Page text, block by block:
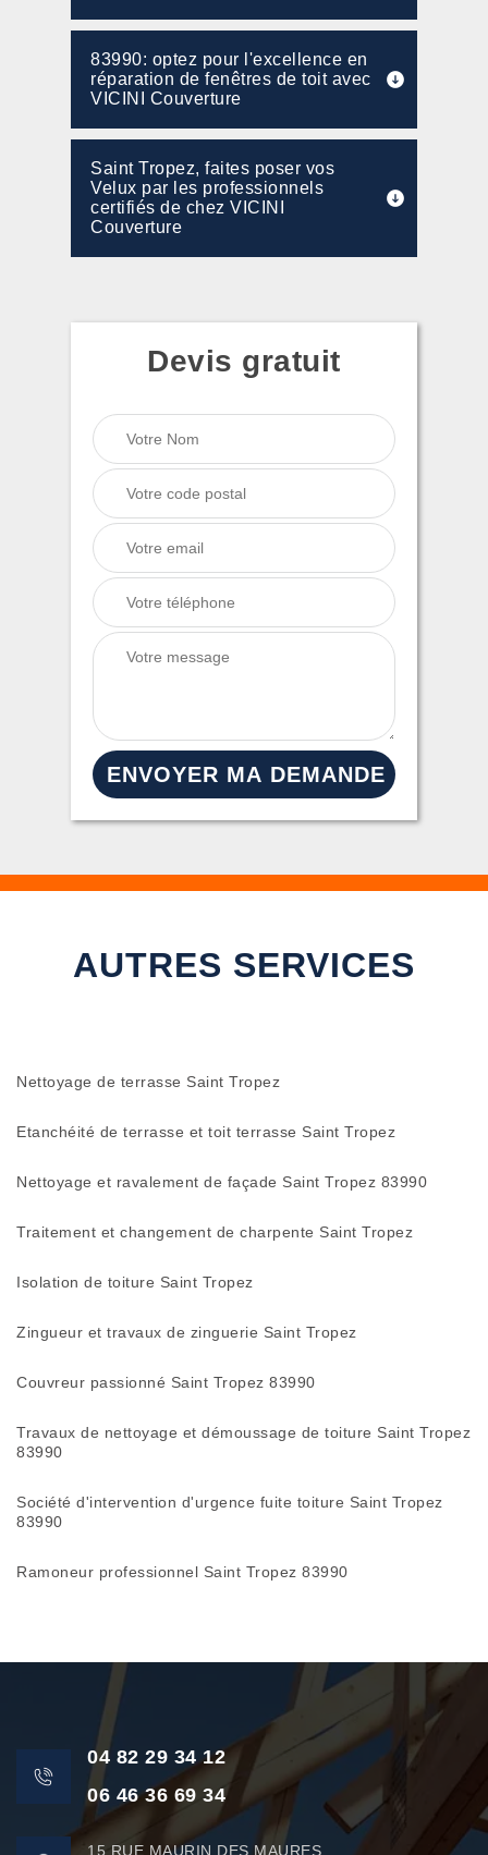
83990: optez pour l'excellence en
réparation de fenêtres de toit avec
VICINI Couverture
Saint Tropez, faites poser vos
Velux par les professionnels
certifiés de chez VICINI
Couverture
Devis gratuit
AUTRES SERVICES
Nettoyage de terrasse Saint Tropez
Etanchéité de terrasse et toit terrasse Saint Tropez
Nettoyage et ravalement de façade Saint Tropez 83990
Traitement et changement de charpente Saint Tropez
Isolation de toiture Saint Tropez
Zingueur et travaux de zinguerie Saint Tropez
Couvreur passionné Saint Tropez 83990
Travaux de nettoyage et démoussage de toiture Saint Tropez
83990
Société d'intervention d'urgence fuite toiture Saint Tropez
83990
Ramoneur professionnel Saint Tropez 83990
04 82 29 34 12
06 46 36 69 34
15 RUE MAURIN DES MAURES